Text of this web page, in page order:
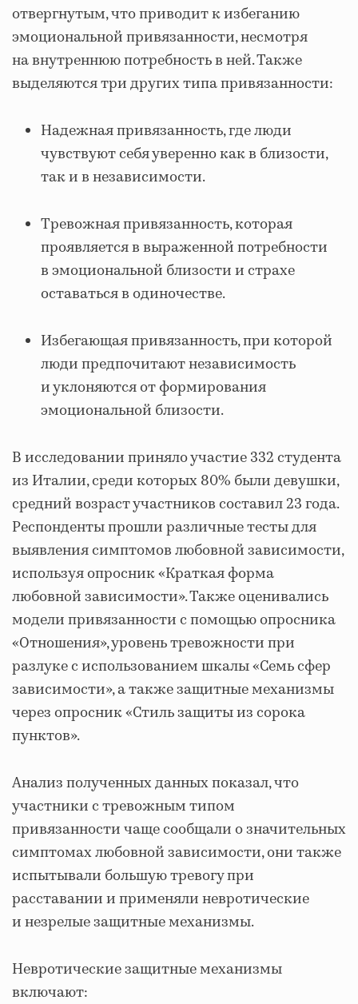
отвергнутым, что приводит к избеганию
эмоциональной привязанности, несмотря
на внутреннюю потребность в ней. Также
выделяются три других типа привязанности:
Надежная привязанность, где люди
чувствуют себя уверенно как в близости,
так и в независимости.
Тревожная привязанность, которая
проявляется в выраженной потребности
в эмоциональной близости и страхе
оставаться в одиночестве.
Избегающая привязанность, при которой
люди предпочитают независимость
и уклоняются от формирования
эмоциональной близости.
В исследовании приняло участие 332 студента
из Италии, среди которых 80% были девушки,
средний возраст участников составил 23 года.
Респонденты прошли различные тесты для
выявления симптомов любовной зависимости,
используя опросник «Краткая форма
любовной зависимости». Также оценивались
модели привязанности с помощью опросника
«Отношения», уровень тревожности при
разлуке с использованием шкалы «Семь сфер
зависимости», а также защитные механизмы
через опросник «Стиль защиты из сорока
пунктов».
Анализ полученных данных показал, что
участники с тревожным типом
привязанности чаще сообщали о значительных
симптомах любовной зависимости, они также
испытывали большую тревогу при
расставании и применяли невротические
и незрелые защитные механизмы.
Невротические защитные механизмы
включают: